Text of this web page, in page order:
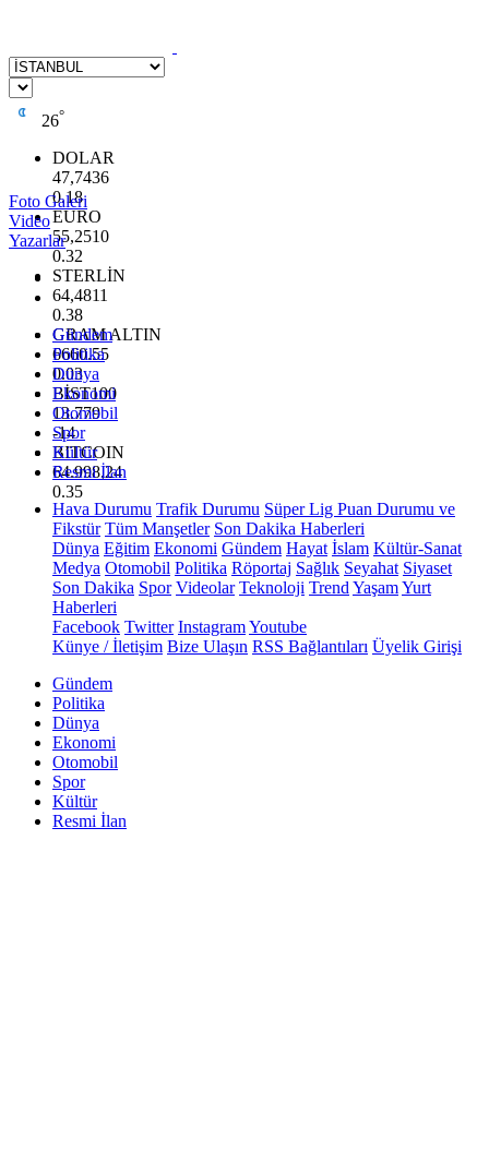
26°
DOLAR
47,7436
0.18
EURO
55,2510
0.32
STERLİN
64,4811
0.38
GRAM ALTIN
6660.55
0.03
BİST100
13.779
-14
BITCOIN
64.998,24
0.35
Foto Galeri
Video
Yazarlar
Gündem
Politika
Dünya
Ekonomi
Otomobil
Spor
Kültür
Resmi İlan
Hava Durumu Trafik Durumu Süper Lig Puan Durumu ve
Fikstür Tüm Manşetler Son Dakika Haberleri
Dünya Eğitim Ekonomi Gündem Hayat İslam Kültür-Sanat
Medya Otomobil Politika Röportaj Sağlık Seyahat Siyaset
Son Dakika Spor Videolar Teknoloji Trend YaşamYurt
Haberleri
Facebook Twitter InstagramYoutube
Künye / İletişim Bize Ulaşın RSS Bağlantıları Üyelik Girişi
Gündem
Politika
Dünya
Ekonomi
Otomobil
Spor
Kültür
Resmi İlan